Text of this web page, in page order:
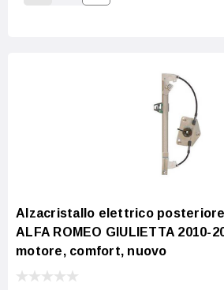
Decrease Quantity:
Increase Quantity:
Alzacristallo elettrico
ALFA ROMEO GIULIETTA 2010-
motore, comfort, nuovo